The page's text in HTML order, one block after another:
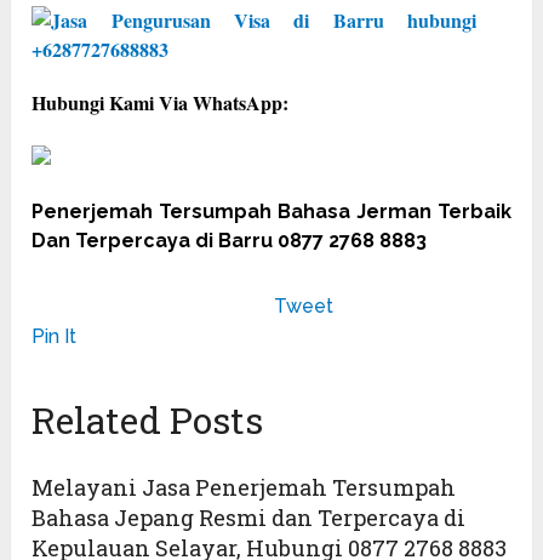
Hubungi Kami Via WhatsApp:
Penerjemah Tersumpah Bahasa Jerman Terbaik
Dan Terpercaya di Barru 0877 2768 8883
Tweet
Pin It
Related Posts
Melayani Jasa Penerjemah Tersumpah
Bahasa Jepang Resmi dan Terpercaya di
Kepulauan Selayar, Hubungi 0877 2768 8883